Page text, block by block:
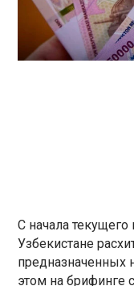
С начала
Узбекистане
предназначенных
этом на брифинге